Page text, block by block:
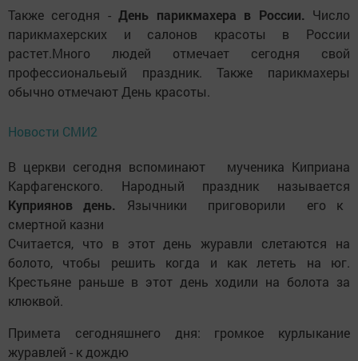
Также сегодня -День парикмахера в России. Число
парикмахерских и салонов красоты в России
растет.Много людей отмечает сегодня свой
профессиональеый праздник. Также парикмахеры
обычно отмечают День красоты.
Новости СМИ2
В церкви сегодня вспоминают мученика Киприана
Карфагенского. Народный праздник называется
Куприянов день. Язычники приговорили его к
смертной казни
Считается, что в этот день журавли слетаются на
болото, чтобы решить когда и как лететь на юг.
Крестьяне раньше в этот день ходили на болота за
клюквой.
Примета сегодняшнего дня: громкое курлыкание
журавлей - к дождю